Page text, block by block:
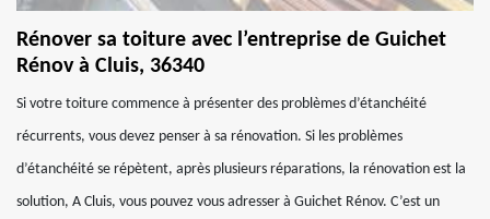
Rénover sa toiture avec l’entreprise de Guichet
Rénov à Cluis, 36340
Si votre toiture commence à présenter des problèmes d’étanchéité
récurrents, vous devez penser à sa rénovation. Si les problèmes
d’étanchéité se répètent, après plusieurs réparations, la rénovation est la
solution, A Cluis, vous pouvez vous adresser à Guichet Rénov. C’est un